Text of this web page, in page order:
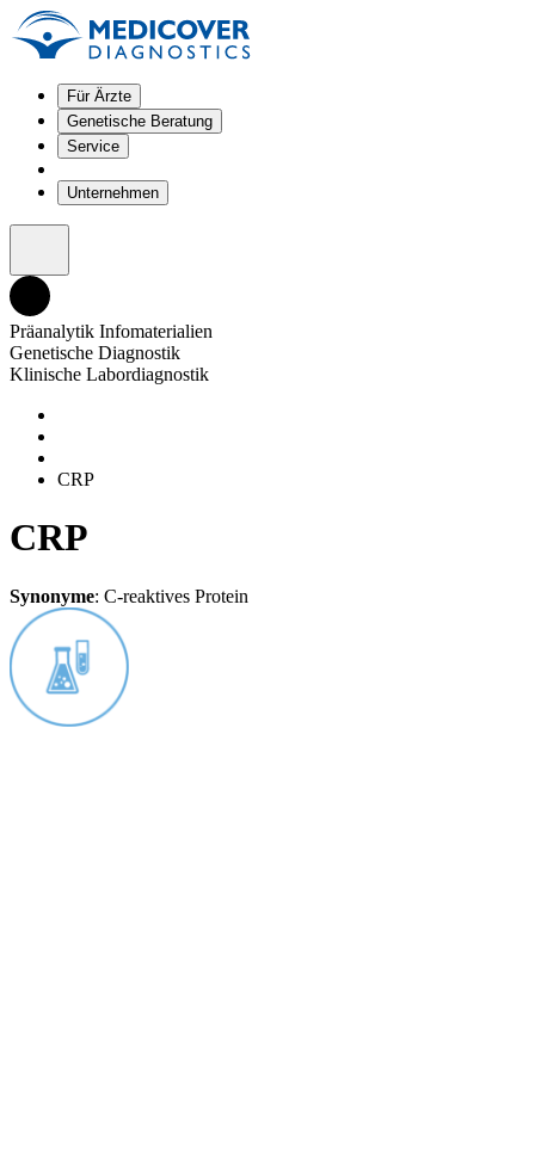
Für Ärzte
Genetische Beratung
Service
Unternehmen
Präanalytik Infomaterialien
Genetische Diagnostik
Klinische Labordiagnostik
CRP
CRP
Synonyme: C-reaktives Protein